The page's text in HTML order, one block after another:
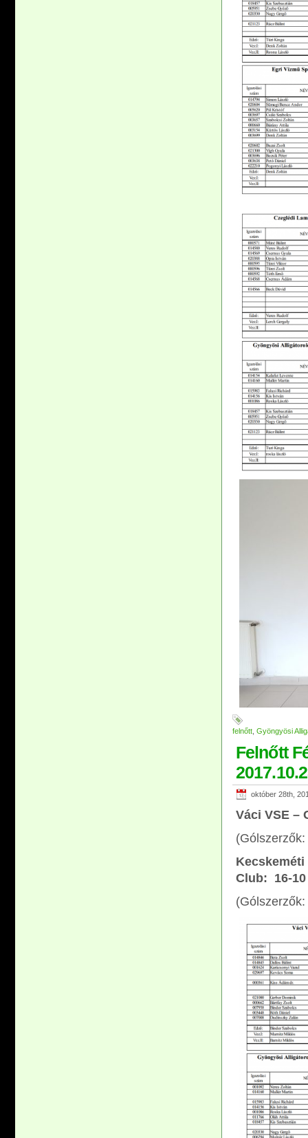
felnőtt Gyöngyösi
Felnőtt
október 28th,
Váci VSE
Club: 16-10